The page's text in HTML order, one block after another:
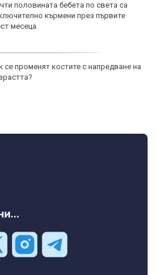
половината бебета по света са
кърмени през първите
месеца
се променят костите с напредване на